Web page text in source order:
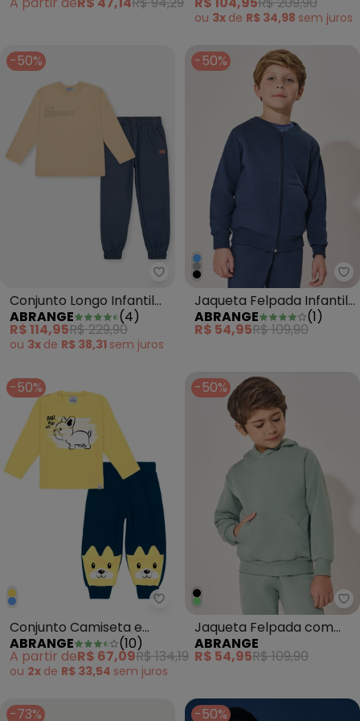
ou 3x de R$ 34,98 sem juros
-50%
Abrange - Conjunto Longo
Conjunto Longo Infantil
Menino Estampa 3d Bege
ABRANGE (4)
R$ 114,95R$ 229,90
ou 3x de R$ 38,31 sem juros
-50%
Jaqueta Felpada Infantil
Menino Azul
ABRANGE (1)
R$ 54,95R$ 109,90
-50%
Abrange - Conjunto Camiseta
Conjunto Camiseta e
Calça Dog Baby Amarelo
ABRANGE (10)
A partir deR$ 67,09R$ 134,19
ou 2x de R$ 33,54 sem juros
-50%
Jaqueta Felpada com
Capuz Infantil Menino
Verde
ABRANGE
R$ 54,95R$ 109,90
-73% -50%